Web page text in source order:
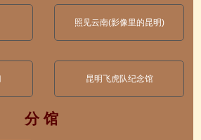
照见云南(影像里的昆明)
昆明飞虎队纪念馆
分 馆